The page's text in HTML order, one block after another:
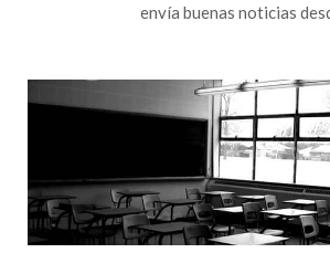
envía buenas noticias